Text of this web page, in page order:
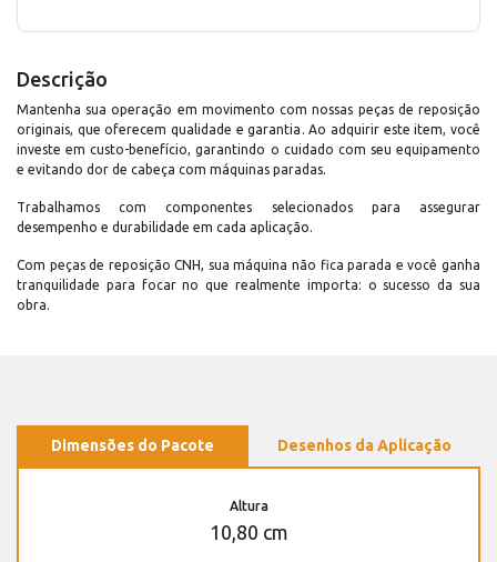
Descrição
Mantenha sua operação em movimento com nossas peças de reposição
originais, que oferecem qualidade e garantia. Ao adquirir este item, você
investe em custo-benefício, garantindo o cuidado com seu equipamento
e evitando dor de cabeça com máquinas paradas.
Trabalhamos com componentes selecionados para assegurar
desempenho e durabilidade em cada aplicação.
Com peças de reposição CNH, sua máquina não fica parada e você ganha
tranquilidade para focar no que realmente importa: o sucesso da sua
obra.
Dimensões do Pacote Desenhos da Aplicação
Altura
10,80 cm